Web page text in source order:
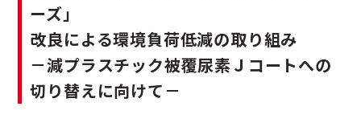
ーズ」
改良による環境負荷低減の取り組み
－減プラスチック被覆尿素Ｊコートへの
切り替えに向けて－